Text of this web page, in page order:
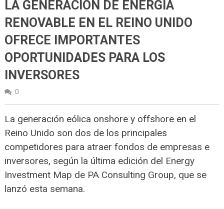
LA GENERACIÓN DE ENERGÍA
RENOVABLE EN EL REINO UNIDO
OFRECE IMPORTANTES
OPORTUNIDADES PARA LOS
INVERSORES
0
La generación eólica onshore y offshore en el
Reino Unido son dos de los principales
competidores para atraer fondos de empresas e
inversores, según la última edición del Energy
Investment Map de PA Consulting Group, que se
lanzó esta semana.